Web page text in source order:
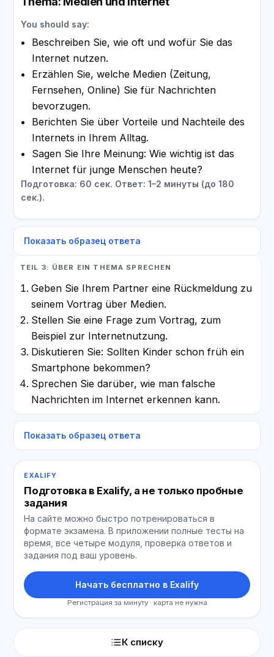
You should say:
Beschreiben Sie, wie oft und wofür Sie das
Internet nutzen.
Erzählen Sie, welche Medien (Zeitung,
Fernsehen, Online) Sie für Nachrichten
bevorzugen.
Berichten Sie über Vorteile und Nachteile des
Internets in Ihrem Alltag.
Sagen Sie Ihre Meinung: Wie wichtig ist das
Internet für junge Menschen heute?
Подготовка: 60 сек. Ответ: 1–2 минуты (до 180
сек.).
Показать образец ответа
TEIL 3: ÜBER EIN THEMA SPRECHEN
Geben Sie Ihrem Partner eine Rückmeldung zu
seinem Vortrag über Medien.
Stellen Sie eine Frage zum Vortrag, zum
Beispiel zur Internetnutzung.
Diskutieren Sie: Sollten Kinder schon früh ein
Smartphone bekommen?
Sprechen Sie darüber, wie man falsche
Nachrichten im Internet erkennen kann.
Показать образец ответа
EXALIFY
Подготовка в Exalify, а не только пробные
задания
На сайте можно быстро потренироваться в
формате экзамена. В приложении полные тесты на
время, все четыре модуля, проверка ответов и
задания под ваш уровень.
Начать бесплатно в Exalify
Регистрация за минуту · карта не нужна
К списку